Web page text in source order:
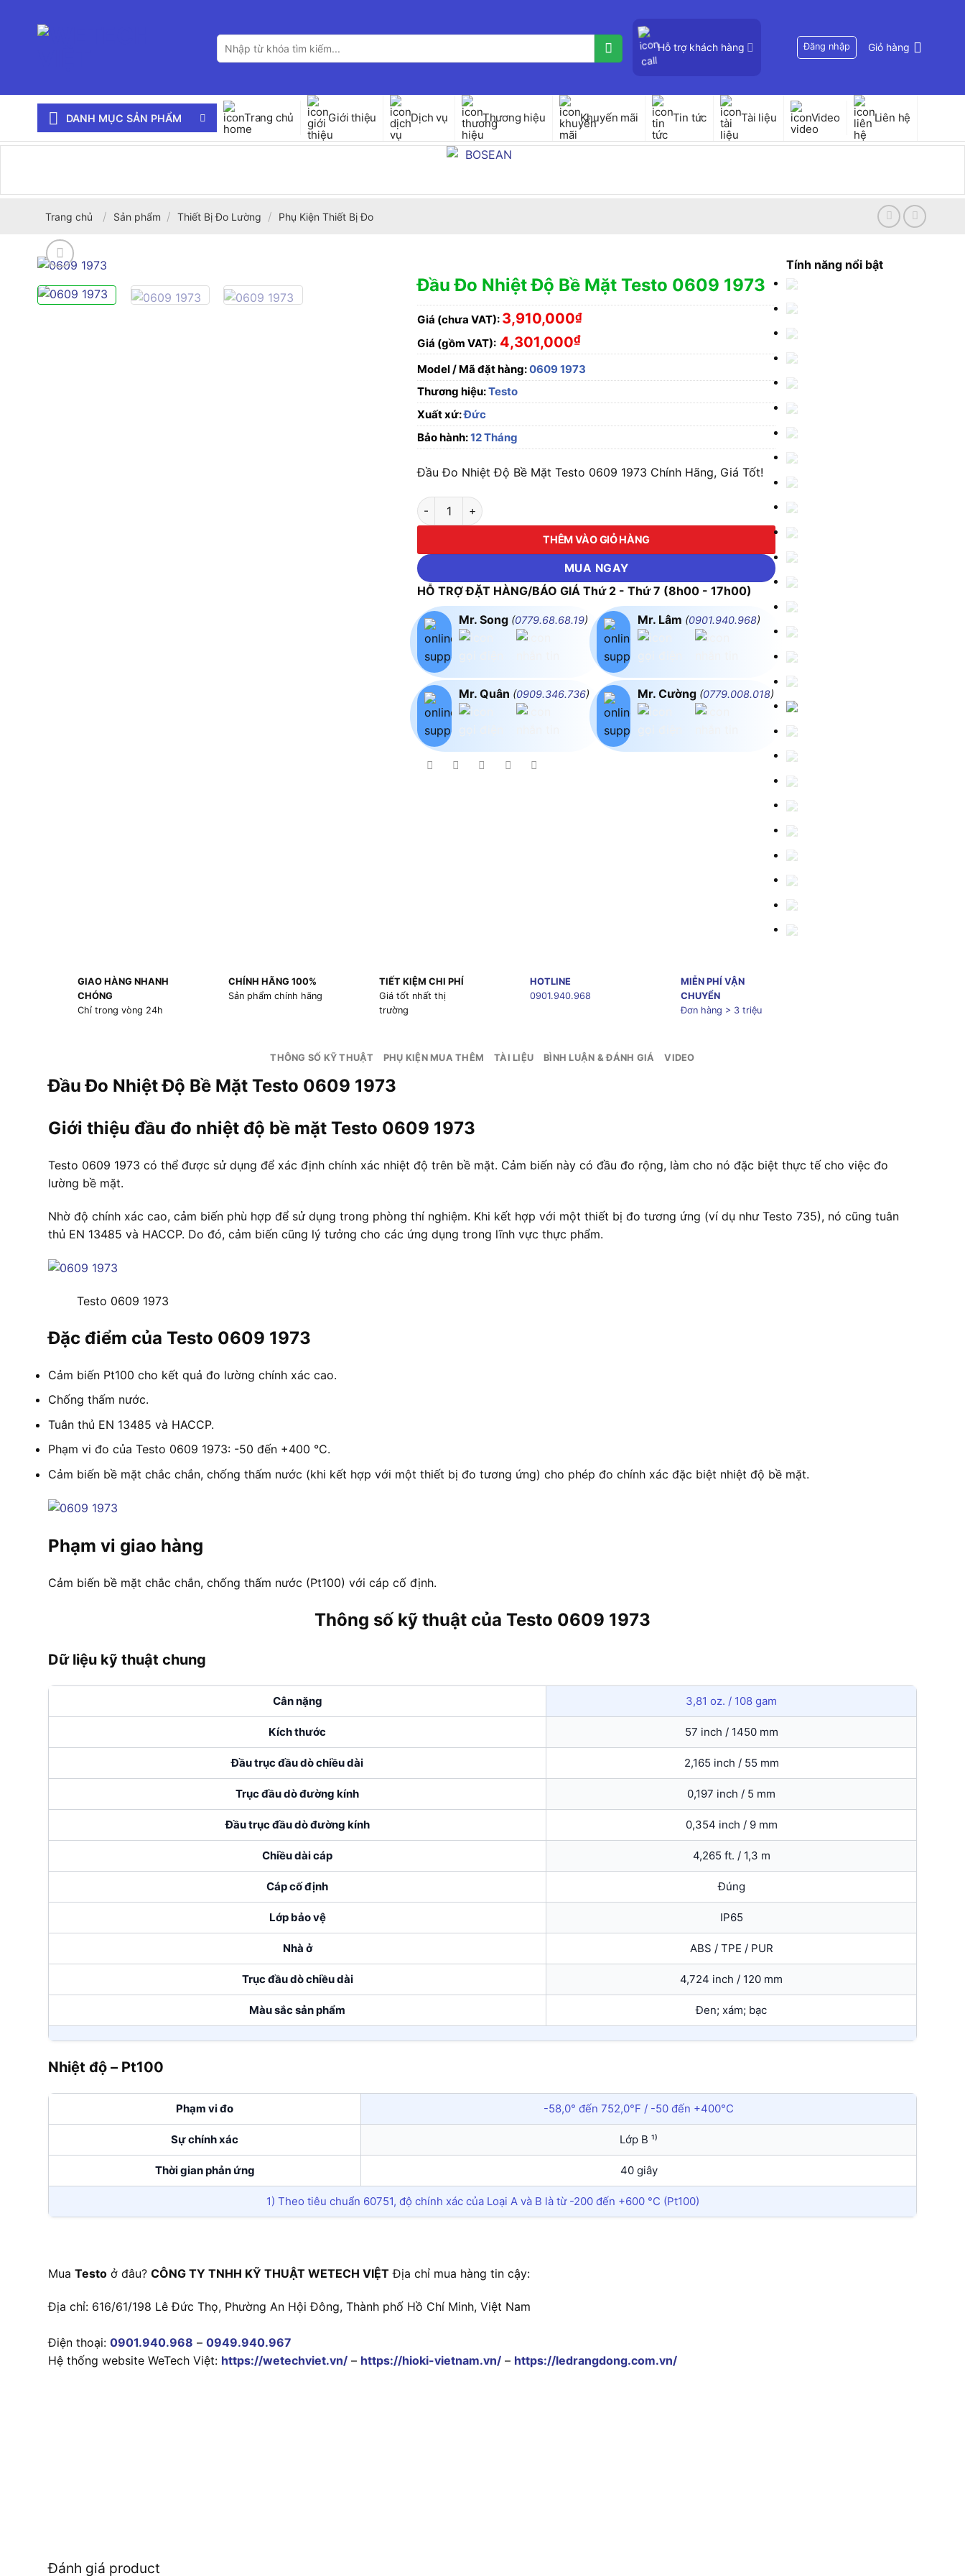
Tìm
kiếm:
Hỗ trợ khách hàng Đăng nhập Giỏ hàng
DANH MỤC SẢN PHẨM Trang chủ Giới thiệu Dịch vụ Thương hiệu Khuyến mãi Tin tức Tài liệu Video Liên hệ
Trang chủ / Sản phẩm / Thiết Bị Đo Lường / Phụ Kiện Thiết Bị Đo
Đầu Đo Nhiệt Độ Bề Mặt Testo 0609 1973
Giá (chưa VAT): 3,910,000₫
Giá (gồm VAT): 4,301,000₫
Model / Mã đặt hàng:0609 1973
Thương hiệu:Testo
Xuất xứ:Đức
Bảo hành:12 Tháng
Đầu Đo Nhiệt Độ Bề Mặt Testo 0609 1973 Chính Hãng, Giá Tốt!
Đầu Đo Nhiệt Độ Bề Mặt Testo 0609 1973 số lượng
THÊM VÀO GIỎ HÀNG
MUA NGAY
HỖ TRỢ ĐẶT HÀNG/BÁO GIÁ Thứ 2 - Thứ 7 (8h00 - 17h00)
Mr. Song (0779.68.68.19)
Mr. Quân (0909.346.736)
Mr. Lâm (0901.940.968)
Mr. Cường (0779.008.018)
Tính năng nổi bật
GIAO HÀNG NHANH
CHÓNG
Chỉ trong vòng 24h
CHÍNH HÃNG 100%
Sản phẩm chính hãng
TIẾT KIỆM CHI PHÍ
Giá tốt nhất thị
trường
HOTLINE
0901.940.968
MIỄN PHÍ VẬN
CHUYỂN
Đơn hàng > 3 triệu
THÔNG SỐ KỸ THUẬT PHỤ KIỆN MUA THÊM TÀI LIỆU BÌNH LUẬN & ĐÁNH GIÁ VIDEO
Đầu Đo Nhiệt Độ Bề Mặt Testo 0609 1973
Giới thiệu đầu đo nhiệt độ bề mặt Testo 0609 1973
Testo 0609 1973 có thể được sử dụng để xác định chính xác nhiệt độ trên bề mặt. Cảm biến này có đầu đo rộng, làm cho nó đặc biệt thực tế cho việc đo
lường bề mặt.
Nhờ độ chính xác cao, cảm biến phù hợp để sử dụng trong phòng thí nghiệm. Khi kết hợp với một thiết bị đo tương ứng (ví dụ như Testo 735), nó cũng tuân
thủ EN 13485 và HACCP. Do đó, cảm biến cũng lý tưởng cho các ứng dụng trong lĩnh vực thực phẩm.
Testo 0609 1973
Đặc điểm của Testo 0609 1973
Cảm biến Pt100 cho kết quả đo lường chính xác cao.
Chống thấm nước.
Tuân thủ EN 13485 và HACCP.
Phạm vi đo của Testo 0609 1973: -50 đến +400 °C.
Cảm biến bề mặt chắc chắn, chống thấm nước (khi kết hợp với một thiết bị đo tương ứng) cho phép đo chính xác đặc biệt nhiệt độ bề mặt.
Phạm vi giao hàng
Cảm biến bề mặt chắc chắn, chống thấm nước (Pt100) với cáp cố định.
Thông số kỹ thuật của Testo 0609 1973
Dữ liệu kỹ thuật chung
Cân nặng 3,81 oz. / 108 gam
Kích thước 57 inch / 1450 mm
Đầu trục đầu dò chiều dài 2,165 inch / 55 mm
Trục đầu dò đường kính 0,197 inch / 5 mm
Đầu trục đầu dò đường kính 0,354 inch / 9 mm
Chiều dài cáp 4,265 ft. / 1,3 m
Cáp cố định Đúng
Lớp bảo vệ IP65
Nhà ở ABS / TPE / PUR
Trục đầu dò chiều dài 4,724 inch / 120 mm
Màu sắc sản phẩm Đen; xám; bạc
Nhiệt độ – Pt100
Phạm vi đo -58,0° đến 752,0°F / -50 đến +400°C
Sự chính xác Lớp B ¹⁾
Thời gian phản ứng 40 giây
1) Theo tiêu chuẩn 60751, độ chính xác của Loại A và B là từ -200 đến +600 °C (Pt100)
Mua Testo ở đâu? CÔNG TY TNHH KỸ THUẬT WETECH VIỆT Địa chỉ mua hàng tin cậy:
Địa chỉ: 616/61/198 Lê Đức Thọ, Phường An Hội Đông, Thành phố Hồ Chí Minh, Việt Nam
Điện thoại: 0901.940.968 – 0949.940.967
Hệ thống website WeTech Việt: https://wetechviet.vn/ – https://hioki-vietnam.vn/ – https://ledrangdong.com.vn/
Đánh giá product